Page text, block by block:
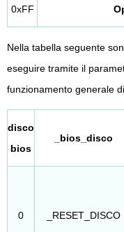
0xFF
Nella tabella seguente
eseguire tramite il
funzionamento generale
disco
bios
_bios_disco
0 _RESET_DISCO